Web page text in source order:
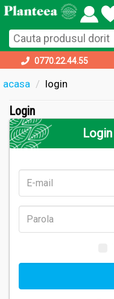
0770.22.44.55
acasa login
Login
Login